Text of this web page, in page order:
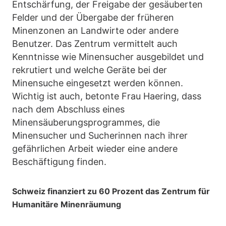
Entschärfung, der Freigabe der gesäuberten
Felder und der Übergabe der früheren
Minenzonen an Landwirte oder andere
Benutzer. Das Zentrum vermittelt auch
Kenntnisse wie Minensucher ausgebildet und
rekrutiert und welche Geräte bei der
Minensuche eingesetzt werden können.
Wichtig ist auch, betonte Frau Haering, dass
nach dem Abschluss eines
Minensäuberungsprogrammes, die
Minensucher und Sucherinnen nach ihrer
gefährlichen Arbeit wieder eine andere
Beschäftigung finden.
Schweiz finanziert zu 60 Prozent das Zentrum für
Humanitäre Minenräumung